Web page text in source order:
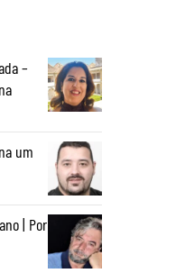
–
um
| Por